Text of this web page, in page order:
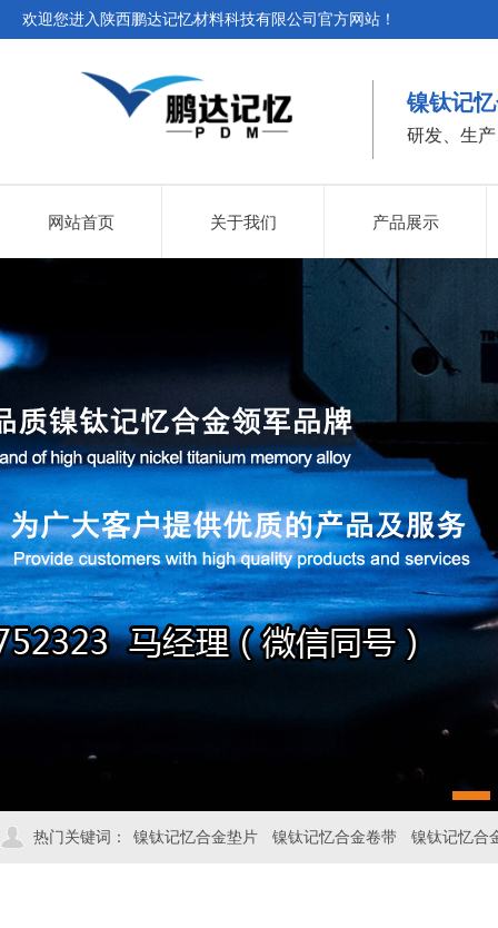
欢迎您进入陕西鹏达记忆材料科技有限公司官方网站！
镍钛记
研发、生
网站首页 关于我们 产品展示
1
热门关键词：
镍钛记忆合金垫片 镍钛记忆合金卷带 镍钛记忆合